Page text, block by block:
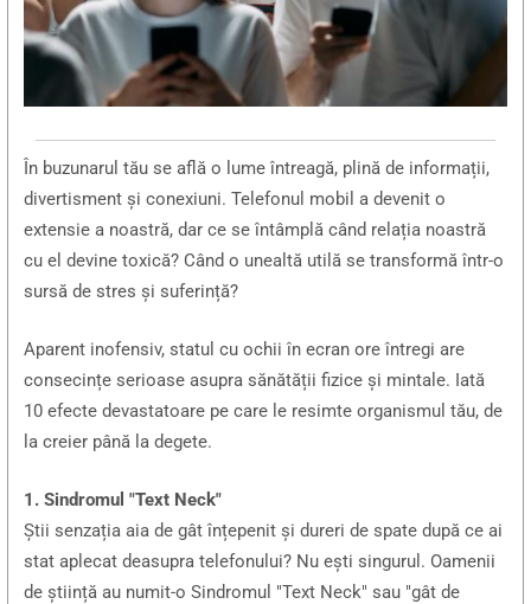
În buzunarul tău se află o lume întreagă, plină de informații,
divertisment și conexiuni. Telefonul mobil a devenit o
extensie a noastră, dar ce se întâmplă când relația noastră
cu el devine toxică? Când o unealtă utilă se transformă într-o
sursă de stres și suferință?
Aparent inofensiv, statul cu ochii în ecran ore întregi are
consecințe serioase asupra sănătății fizice și mintale. Iată
10 efecte devastatoare pe care le resimte organismul tău, de
la creier până la degete.
1. Sindromul "Text Neck"
Știi senzația aia de gât înțepenit și dureri de spate după ce ai
stat aplecat deasupra telefonului? Nu ești singurul. Oamenii
de știință au numit-o Sindromul "Text Neck" sau "gât de